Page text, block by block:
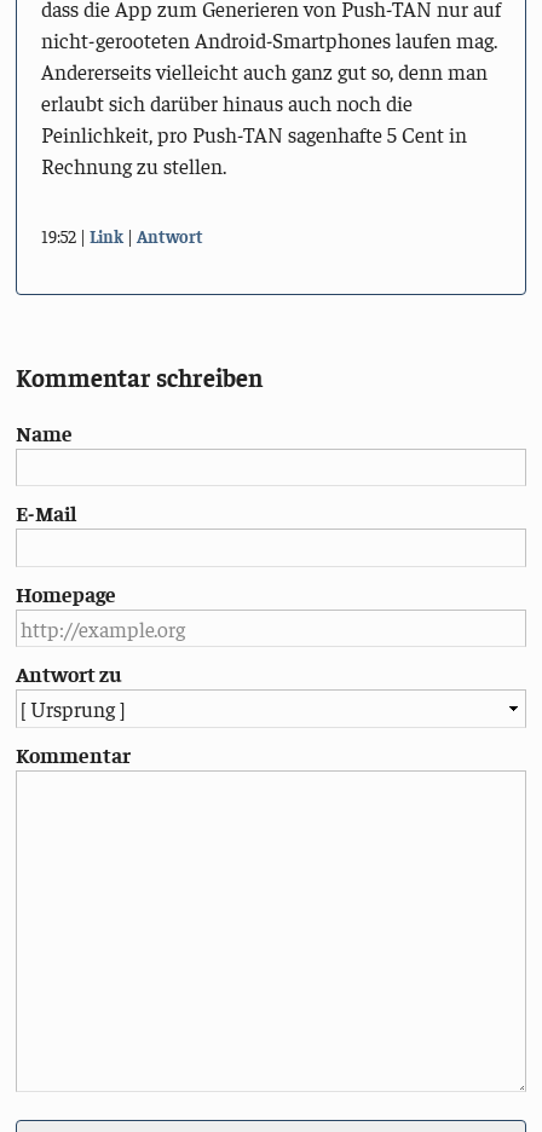
dass die App zum Generieren von Push-TAN nur auf
nicht-gerooteten Android-Smartphones laufen mag.
Andererseits vielleicht auch ganz gut so, denn man
erlaubt sich darüber hinaus auch noch die
Peinlichkeit, pro Push-TAN sagenhafte 5 Cent in
Rechnung zu stellen.
19:52 Link Antwort
Kommentar schreiben
Name
E-Mail
Homepage
Antwort zu
Kommentar